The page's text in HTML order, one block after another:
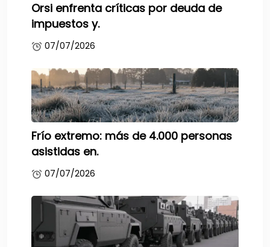
Orsi enfrenta críticas por deuda de
impuestos y.
07/07/2026
Frío extremo: más de 4.000 personas
asistidas en.
07/07/2026